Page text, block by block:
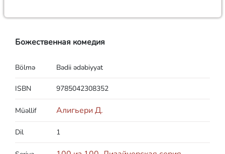
Божественная комедия
Bölmə Bədii ədəbiyyat
ISBN 9785042308352
Müəllif Алигьери Д.
Dil 1